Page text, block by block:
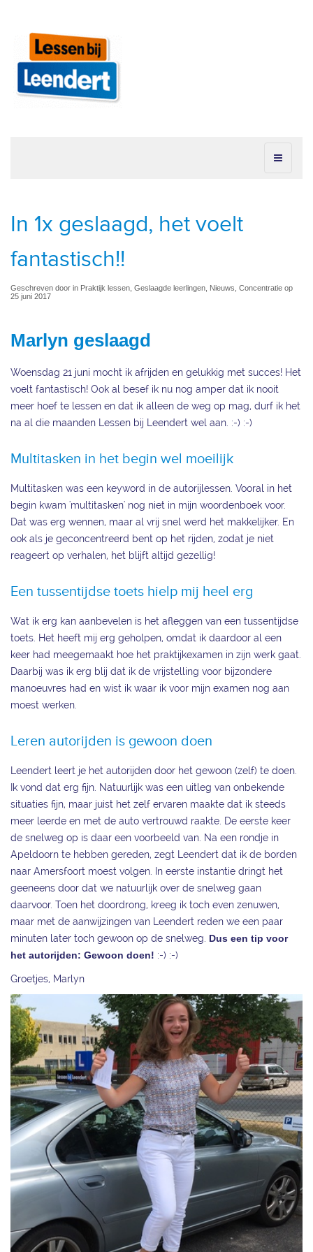
In 1x geslaagd, het voelt
fantastisch!!
Geschreven door in Praktijk lessen, Geslaagde leerlingen, Nieuws, Concentratie op
25 juni 2017
Marlyn geslaagd
Woensdag 21 juni mocht ik afrijden en gelukkig met succes! Het
voelt fantastisch! Ook al besef ik nu nog amper dat ik nooit
meer hoef te lessen en dat ik alleen de weg op mag, durf ik het
na al die maanden Lessen bij Leendert wel aan. :-) :-)
Multitasken in het begin wel moeilijk
Multitasken was een keyword in de autorijlessen. Vooral in het
begin kwam 'multitasken' nog niet in mijn woordenboek voor.
Dat was erg wennen, maar al vrij snel werd het makkelijker. En
ook als je geconcentreerd bent op het rijden, zodat je niet
reageert op verhalen, het blijft altijd gezellig!
Een tussentijdse toets hielp mij heel erg
Wat ik erg kan aanbevelen is het afleggen van een tussentijdse
toets. Het heeft mij erg geholpen, omdat ik daardoor al een
keer had meegemaakt hoe het praktijkexamen in zijn werk gaat.
Daarbij was ik erg blij dat ik de vrijstelling voor bijzondere
manoeuvres had en wist ik waar ik voor mijn examen nog aan
moest werken.
Leren autorijden is gewoon doen
Leendert leert je het autorijden door het gewoon (zelf) te doen.
Ik vond dat erg fijn. Natuurlijk was een uitleg van onbekende
situaties fijn, maar juist het zelf ervaren maakte dat ik steeds
meer leerde en met de auto vertrouwd raakte. De eerste keer
de snelweg op is daar een voorbeeld van. Na een rondje in
Apeldoorn te hebben gereden, zegt Leendert dat ik de borden
naar Amersfoort moest volgen. In eerste instantie dringt het
geeneens door dat we natuurlijk over de snelweg gaan
daarvoor. Toen het doordrong, kreeg ik toch even zenuwen,
maar met de aanwijzingen van Leendert reden we een paar
minuten later toch gewoon op de snelweg. Dus een tip voor
het autorijden: Gewoon doen! :-) :-)
Groetjes, Marlyn